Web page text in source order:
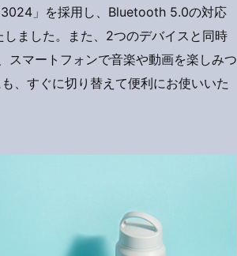
」を採用し、Bluetooth 5.0の対応
ました。また、2つのデバイスと同時
スマートフォンで音楽や動画を楽しみつ
、すぐに切り替えて便利にお使いいた